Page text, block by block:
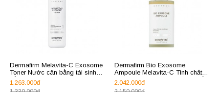
Dermafirm Melavita-C Exosome
Toner Nước cân bằng tái sinh
trắng da 200ml
1.263.000đ
Dermafirm Bio Exosome
Ampoule Melavita-C Tinh chất
tái sinh làm sáng và ức chế sắc
tố 50ml
2.042.000đ